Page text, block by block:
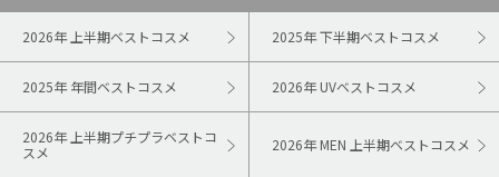
2026年 上半期ベストコスメ 2025年 下半期ベストコスメ
2025年 年間ベストコスメ 2026年 UVベストコスメ
2026年 上半期プチプラベストコ
スメ
2026年 MEN 上半期ベストコスメ